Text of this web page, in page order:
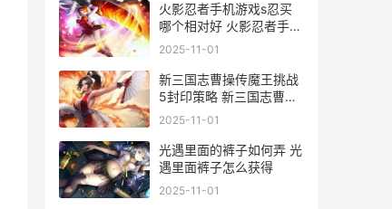
火影忍者手机游戏s忍买
哪个相对好 火影忍者手机
游戏视频平民玩家
2025-11-01
新三国志曹操传魔王挑战
5封印策略 新三国志曹操
传军营演武7
2025-11-01
光遇里面的裤子如何弄 光
遇里面裤子怎么获得
2025-11-01